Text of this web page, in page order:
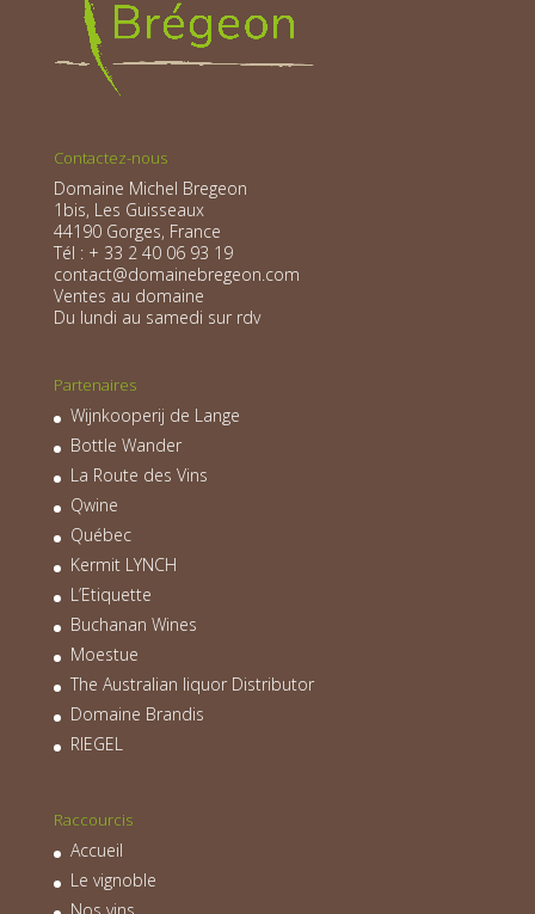
Contactez-nous
Domaine Michel Bregeon
1bis, Les Guisseaux
44190 Gorges, France
Tél : + 33 2 40 06 93 19
contact@domainebregeon.com
Ventes au domaine
Du lundi au samedi sur rdv
Partenaires
Wijnkooperij de Lange
Bottle Wander
La Route des Vins
Qwine
Québec
Kermit LYNCH
L’Etiquette
Buchanan Wines
Moestue
The Australian liquor Distributor
Domaine Brandis
RIEGEL
Raccourcis
Accueil
Le vignoble